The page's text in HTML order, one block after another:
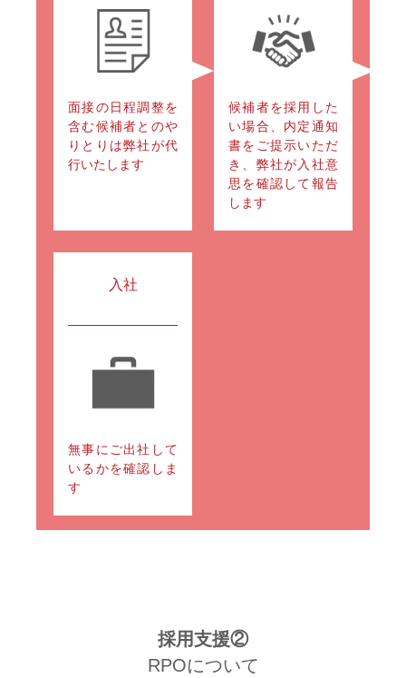
面接の日程調整を
含む候補者とのや
りとりは弊社が代
行いたします
候補者を採用した
い場合、内定通知
書をご提示いただ
き、弊社が入社意
思を確認して報告
します
入社
無事にご出社して
いるかを確認しま
す
採用支援②
RPOについて